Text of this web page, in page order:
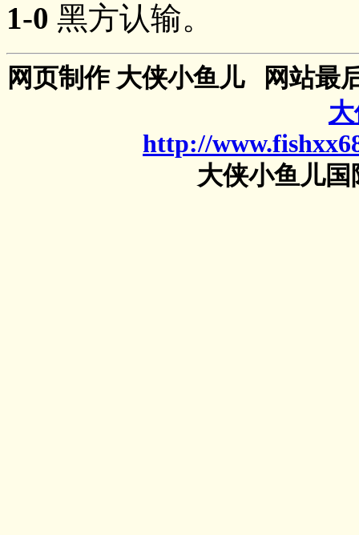
1-0 黑方认输。
网页制作 大侠小鱼儿
网站最
http://
大侠小鱼儿